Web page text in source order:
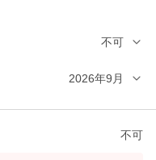
不可
2026年9月
不可